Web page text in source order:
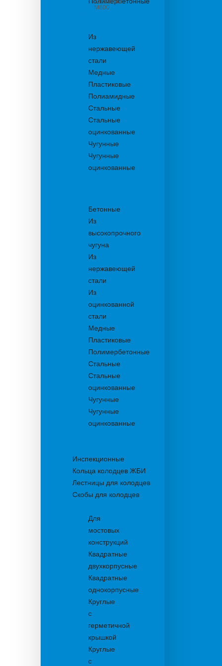
из бетона
М600
Из
нержавеющей
стали
Медные
Пластиковые
Полиамидные
Стальные
Стальные
оцинкованные
Чугунные
Чугунные
оцинкованные
Бетонные
Из
высокопрочного
чугуна
Из
нержавеющей
стали
Из
оцинкованной
стали
Медные
Пластиковые
Полимербетонные
Стальные
Стальные
оцинкованные
Чугунные
Чугунные
оцинкованные
Инспекционные
Кольца колодцев ЖБИ
Лестницы для колодцев
Скобы для колодцев
Для
мостовых
конструкций
Квадратные
двухкорпусные
Квадратные
однокорпусные
Круглые
с
герметичной
крышкой
Круглые
с